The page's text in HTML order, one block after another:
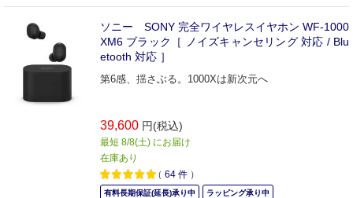
ソニー SONY 完全ワイヤレスイヤホン WF-1000
XM6 ブラック［ ノイズキャンセリング 対応 / Blu
etooth 対応 ］
第6感、揺さぶる。1000Xは新次元へ
39,600 円(税込)
最短 8/8(土) にお届け
在庫あり
（ 64 件 ）
有料長期保証(延長)承り中 ラッピング承り中